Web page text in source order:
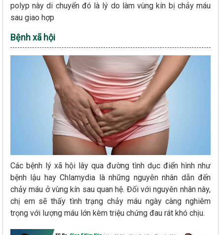
polyp này di chuyển đó là lý do làm vùng kín bị chảy máu
sau giao hợp
Bệnh xã hội
Các bệnh lý xã hội lây qua đường tình dục điển hình như
bệnh lậu hay Chlamydia là những nguyên nhân dẫn đến
chảy máu ở vùng kín sau quan hệ. Đối với nguyên nhân này,
chị em sẽ thấy tình trạng chảy máu ngày càng nghiêm
trọng với lượng máu lớn kèm triệu chứng đau rát khó chịu.